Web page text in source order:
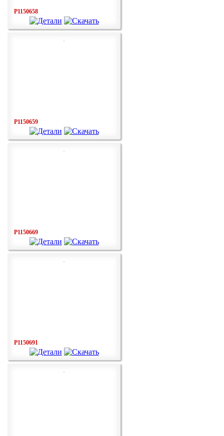
P1150658
P1150659
P1150669
P1150691